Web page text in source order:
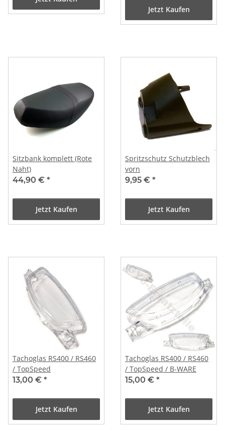
Jetzt Kaufen
Sitzbank komplett (Rote
Naht)
44,90 € *
Jetzt Kaufen
Spritzschutz Schutzblech
vorn
9,95 € *
Jetzt Kaufen
Tachoglas RS400 / RS460
/ TopSpeed
13,00 € *
Jetzt Kaufen
Tachoglas RS400 / RS460
/ TopSpeed / B-WARE
15,00 € *
Jetzt Kaufen